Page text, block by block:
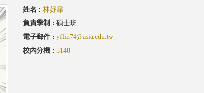
姓名 : 林妤霏
負責學制 : 碩士班
電子郵件 : yflin74@asia.edu.tw
校內分機 : 5148